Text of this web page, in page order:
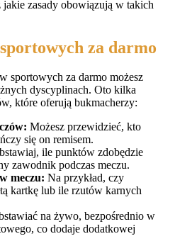
zasady obowiązują w takich
za darmo
sportowych za darmo możesz
dyscyplinach. Oto kilka
które oferują bukmacherzy:
Możesz przewidzieć, kto
się on remisem.
ile punktów zdobędzie
zawodnik podczas meczu.
meczu: Na przykład, czy
kartkę lub ile rzutów karnych
na żywo, bezpośrednio w
co dodaje dodatkowej